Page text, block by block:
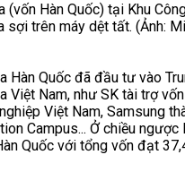
(vốn Hàn Quốc) tại Khu
sợi trên máy dệt tất. (Ảnh:
Hàn Quốc đã đầu tư vào
Việt Nam, như SK tài trợ
Việt Nam, Samsung
Campus... Ở chiều ngược
Quốc với tổng vốn đạt